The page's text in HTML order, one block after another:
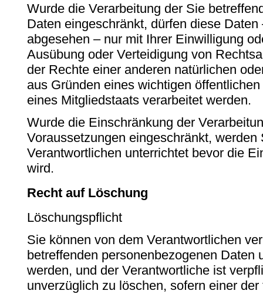
Wurde die Verarbeitung der Sie
Daten eingeschränkt, dürfen diese
abgesehen – nur mit Ihrer Einwilligung
Ausübung oder Verteidigung von
der Rechte einer anderen natürlichen
aus Gründen eines wichtigen
eines Mitgliedstaats verarbeitet werden.
Wurde die Einschränkung der
Voraussetzungen eingeschränkt, werden
Verantwortlichen unterrichtet bevor die
wird.
Recht auf Löschung
Löschungspflicht
Sie können von dem Verantwortlichen
betreffenden personenbezogenen Daten
werden, und der Verantwortliche ist
unverzüglich zu löschen, sofern einer